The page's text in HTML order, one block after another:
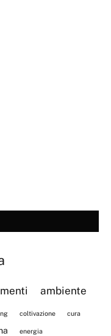
ambiente
coltivazione cura
energia